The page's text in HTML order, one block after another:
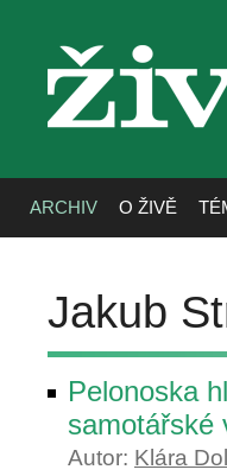
živa
ARCHIV O ŽIVĚ
Jakub
Pelonoska
samotářské
Autor: Klára